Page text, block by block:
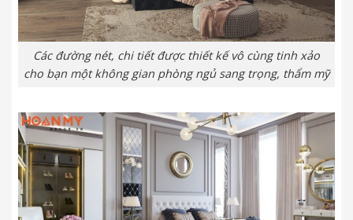
Các đường nét, chi tiết được thiết kế vô cùng tinh xảo
cho bạn một không gian phòng ngủ sang trọng, thẩm mỹ